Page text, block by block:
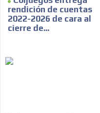
rendición de cuentas
2022-2026 de cara al
cierre de...